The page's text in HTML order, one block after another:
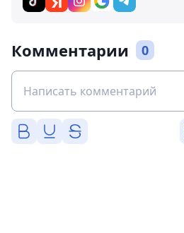
Комментарии 0